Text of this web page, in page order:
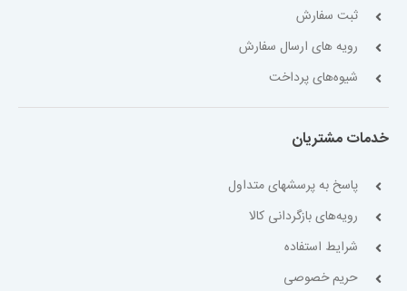
ثبت سفارش
رویه های ارسال سفارش
شیوه‌های پرداخت
خدمات مشتریان
پاسخ به پرسشهای متداول
رویه‌های بازگردانی کالا
شرایط استفاده
حریم خصوصی